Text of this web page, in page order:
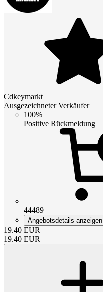
Cdkeymarkt
Ausgezeichneter Verkäufer
100%
Positive Rückmeldung
44489
Angebotsdetails anzeigen
19.40 EUR
19.40 EUR